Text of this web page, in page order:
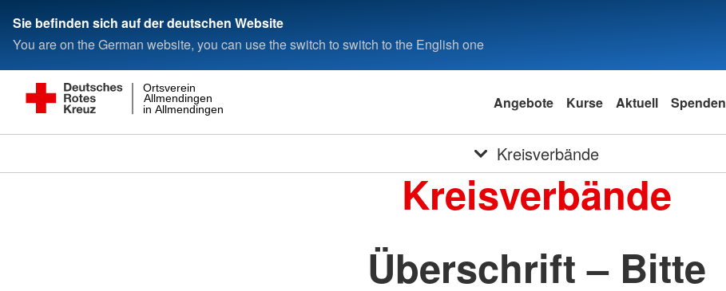
Sie befinden sich auf der deutschen Website
You are on the German website, you can use the switch to switch to the English one
in Allmendingen
Allmendingen
Ortsverein
Angebote Kurse Aktuell Spenden
Kreisverbände
Kreisverbände
Überschrift – Bitte